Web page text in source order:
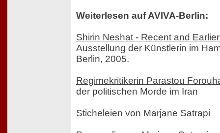
Weiterlesen auf AVIVA-Berlin:
Shirin Neshat - Recent and
Ausstellung der Künstlerin im
Berlin, 2005.
Regimekritikerin Parastou
der politischen Morde im Iran
Sticheleien von Marjane Satrapi